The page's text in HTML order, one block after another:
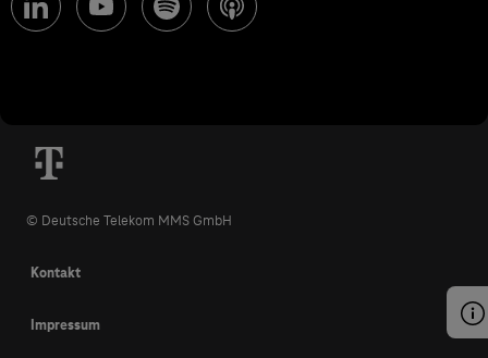
© Deutsche Telekom MMS GmbH
Kontakt
Impressum